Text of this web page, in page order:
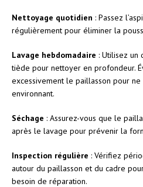
Nettoyage quotidien : Passez
régulièrement pour éliminer la
Lavage hebdomadaire : Utilisez un
tiède pour nettoyer en profondeur.
excessivement le paillasson pour
environnant.
Séchage : Assurez-vous que le
après le lavage pour prévenir la
Inspection régulière : Vérifiez
autour du paillasson et du cadre
besoin de réparation.